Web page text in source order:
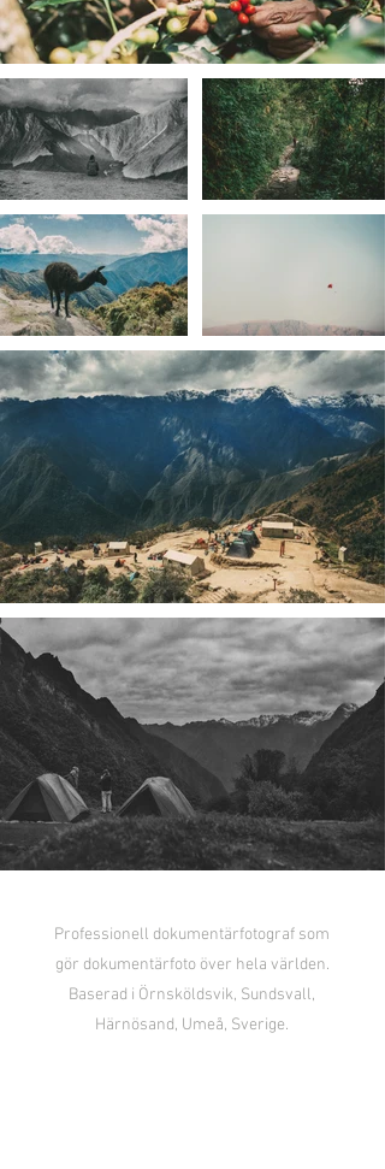
Professionell dokumentärfotograf som
gör dokumentärfoto över hela världen.
Baserad i Örnsköldsvik, Sundsvall,
Härnösand, Umeå, Sverige.